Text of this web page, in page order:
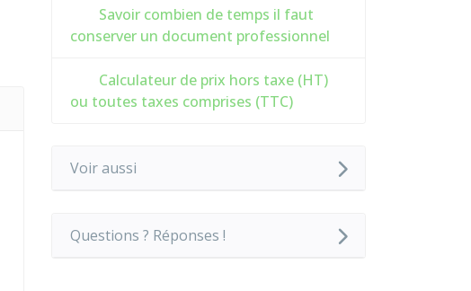
Savoir combien de temps il faut
conserver un document professionnel
Calculateur de prix hors taxe (HT)
ou toutes taxes comprises (TTC)
Voir aussi
Questions ? Réponses !